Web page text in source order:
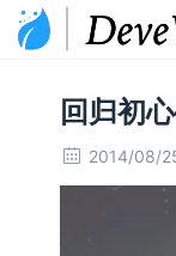
回归初
2014/08/